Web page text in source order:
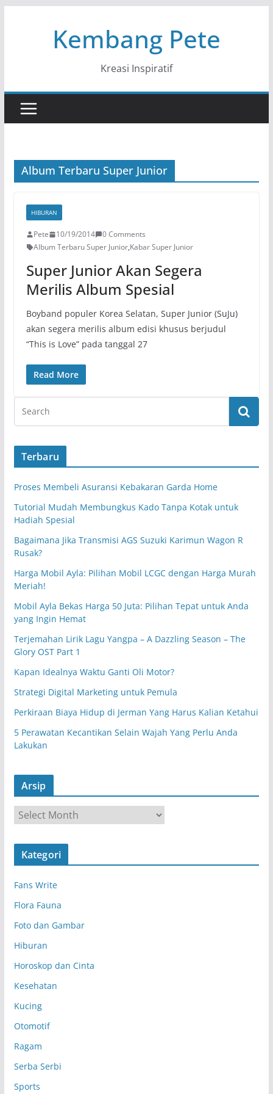
Kembang Pete
Kreasi Inspiratif
Album Terbaru Super Junior
HIBURAN
Pete 10/19/2014
0 Comments
Album Terbaru Super Junior,Kabar Super Junior
Super Junior Akan Segera
Merilis Album Spesial
Boyband populer Korea Selatan, Super Junior (SuJu)
akan segera merilis album edisi khusus berjudul
“This is Love” pada tanggal 27
Read More
Terbaru
Proses Membeli Asuransi Kebakaran Garda Home
Tutorial Mudah Membungkus Kado Tanpa Kotak untuk
Hadiah Spesial
Bagaimana Jika Transmisi AGS Suzuki Karimun Wagon R
Rusak?
Harga Mobil Ayla: Pilihan Mobil LCGC dengan Harga Murah
Meriah!
Mobil Ayla Bekas Harga 50 Juta: Pilihan Tepat untuk Anda
yang Ingin Hemat
Terjemahan Lirik Lagu Yangpa – A Dazzling Season – The
Glory OST Part 1
Kapan Idealnya Waktu Ganti Oli Motor?
Strategi Digital Marketing untuk Pemula
Perkiraan Biaya Hidup di Jerman Yang Harus Kalian Ketahui
5 Perawatan Kecantikan Selain Wajah Yang Perlu Anda
Lakukan
Arsip
r
s
Kategori
Fans Write
Flora Fauna
Foto dan Gambar
Hiburan
Horoskop dan Cinta
Kesehatan
Kucing
Otomotif
Ragam
Serba Serbi
Sports